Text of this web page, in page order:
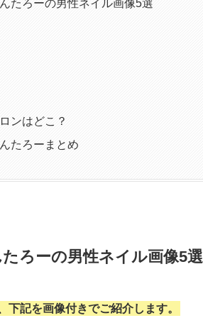
たろーの男性ネイル画像5選
ンはどこ？
たろーまとめ
ろーの男性ネイル画像5選
記を画像付きでご紹介します。